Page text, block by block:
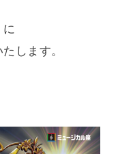
に
します。